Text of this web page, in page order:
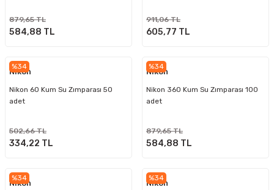
879,65 TL
584,88 TL
911,06 TL
605,77 TL
%34
Nikon
Nikon 60 Kum Su Zımparası 50
adet
502,66 TL
334,22 TL
%34
Nikon
Nikon 360 Kum Su Zımparası 100
adet
879,65 TL
584,88 TL
%34
Nikon
%34
Nikon